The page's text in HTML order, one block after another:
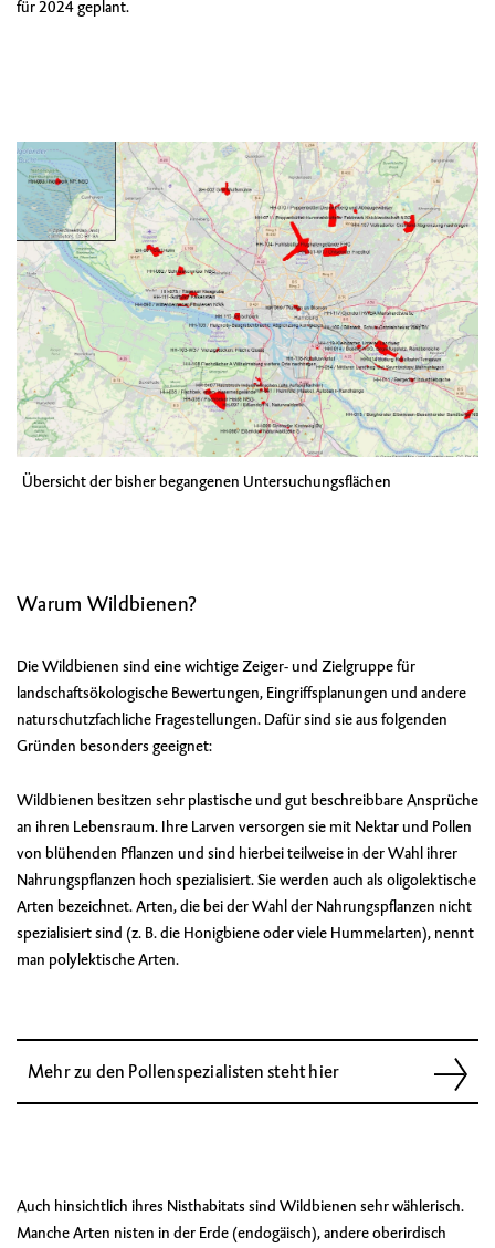
für 2024 geplant.
Übersicht der bisher begangenen Untersuchungsflächen
Warum Wildbienen?
Die Wildbienen sind eine wichtige Zeiger- und Zielgruppe für
landschaftsökologische Bewertungen, Eingriffsplanungen und andere
naturschutzfachliche Fragestellungen. Dafür sind sie aus folgenden
Gründen besonders geeignet:
Wildbienen besitzen sehr plastische und gut beschreibbare Ansprüche
an ihren Lebensraum. Ihre Larven versorgen sie mit Nektar und Pollen
von blühenden Pflanzen und sind hierbei teilweise in der Wahl ihrer
Nahrungspflanzen hoch spezialisiert. Sie werden auch als oligolektische
Arten bezeichnet. Arten, die bei der Wahl der Nahrungspflanzen nicht
spezialisiert sind (z. B. die Honigbiene oder viele Hummelarten), nennt
man polylektische Arten.
Mehr zu den Pollenspezialisten steht hier
Auch hinsichtlich ihres Nisthabitats sind Wildbienen sehr wählerisch.
Manche Arten nisten in der Erde (endogäisch), andere oberirdisch